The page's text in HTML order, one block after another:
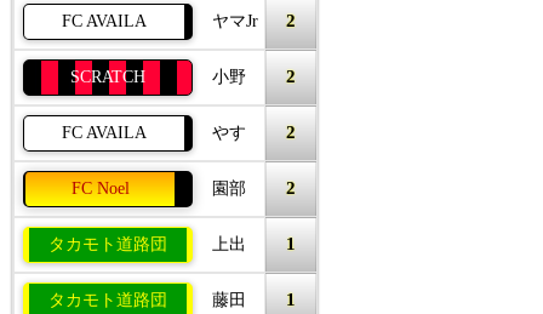
FC AVAILA ヤマJr 2
SCRATCH 小野 2
FC AVAILA やす 2
FC Noel 園部 2
タカモト道路団 上出 1
タカモト道路団 藤田 1